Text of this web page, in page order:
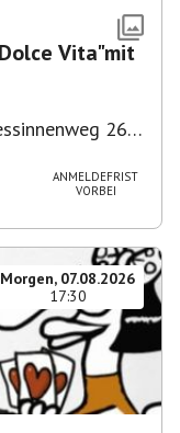
260,
ANMELDEFRIST
VORBEI
Morgen, 07.08.2026
17:30